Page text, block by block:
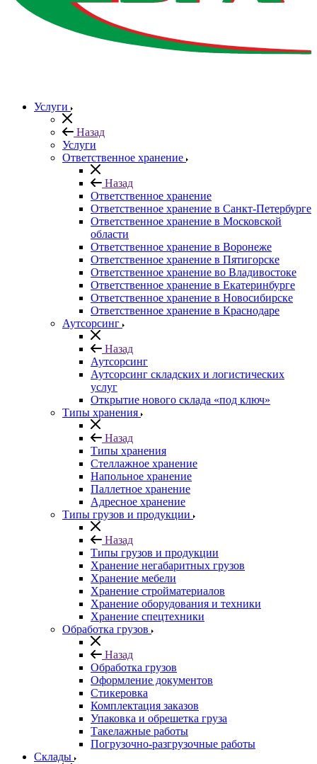
Услуги
Назад
Услуги
Ответственное хранение
Назад
Ответственное хранение
Ответственное хранение в Санкт-Петербурге
Ответственное хранение в Московской
области
Ответственное хранение в Воронеже
Ответственное хранение в Пятигорске
Ответственное хранение во Владивостоке
Ответственное хранение в Екатеринбурге
Ответственное хранение в Новосибирске
Ответственное хранение в Краснодаре
Аутсорсинг
Назад
Аутсорсинг
Аутсорсинг складских и логистических
услуг
Открытие нового склада «под ключ»
Типы хранения
Назад
Типы хранения
Стеллажное хранение
Напольное хранение
Паллетное хранение
Адресное хранение
Типы грузов и продукции
Назад
Типы грузов и продукции
Хранение негабаритных грузов
Хранение мебели
Хранение стройматериалов
Хранение оборудования и техники
Хранение спецтехники
Обработка грузов
Назад
Обработка грузов
Оформление документов
Стикеровка
Комплектация заказов
Упаковка и обрешетка груза
Такелажные работы
Погрузочно-разгрузочные работы
Склады